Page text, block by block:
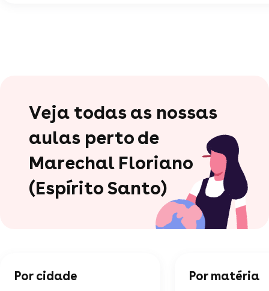
Veja todas as nossas
aulas perto de
Marechal Floriano
(Espírito Santo)
Por cidade Por matéria